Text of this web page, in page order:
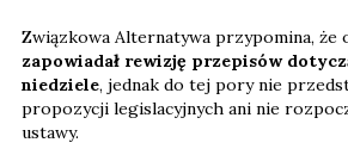
Związkowa Alternatywa przypomina, że
zapowiadał rewizję przepisów
niedziele, jednak do tej pory nie
propozycji legislacyjnych ani nie
ustawy.